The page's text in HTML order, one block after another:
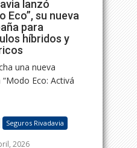
lanzó
Eco”, su nueva
para
híbridos y
una nueva
Eco: Activá
Seguros Rivadavia
2026